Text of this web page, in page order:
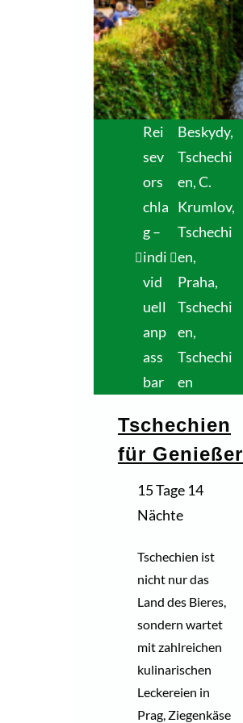
Rei
sev
ors
chla
g –
indi
vid
uell
anp
ass
bar
Beskydy,
Tschechi
en,C.
Krumlov,
Tschechi
en,
Praha,
Tschechi
en,
Tschechi
en
Tschechien
für Genießer
15 Tage 14
Nächte
Tschechien ist
nicht nur das
Land des Bieres,
sondern wartet
mit zahlreichen
kulinarischen
Leckereien in
Prag, Ziegenkäse